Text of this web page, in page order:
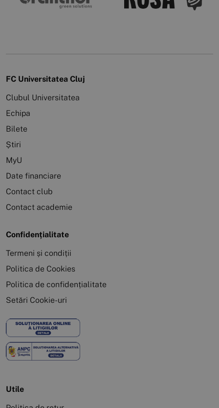
FC Universitatea Cluj
Clubul Universitatea
Echipa
Bilete
Știri
MyU
Date financiare
Contact club
Contact academie
Confidențialitate
Termeni și condiții
Politica de Cookies
Politica de confidențialitate
Setări Cookie-uri
Utile